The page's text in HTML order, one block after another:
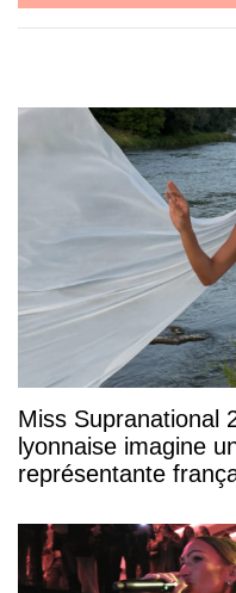
Miss Supranational
lyonnaise imagine
représentante